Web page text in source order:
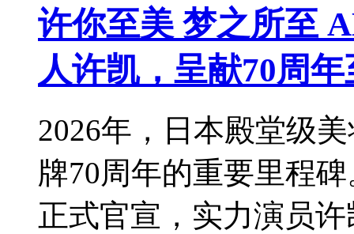
许你至美 梦之所至
人许凯，呈献70周
2026年，日本殿堂级
牌70周年的重要里程
正式官宣，实力演员